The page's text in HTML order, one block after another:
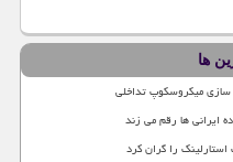
ها
سازی میکروسکوپ تداخلی
ایرانی ها رقم می زند
را گران کرد